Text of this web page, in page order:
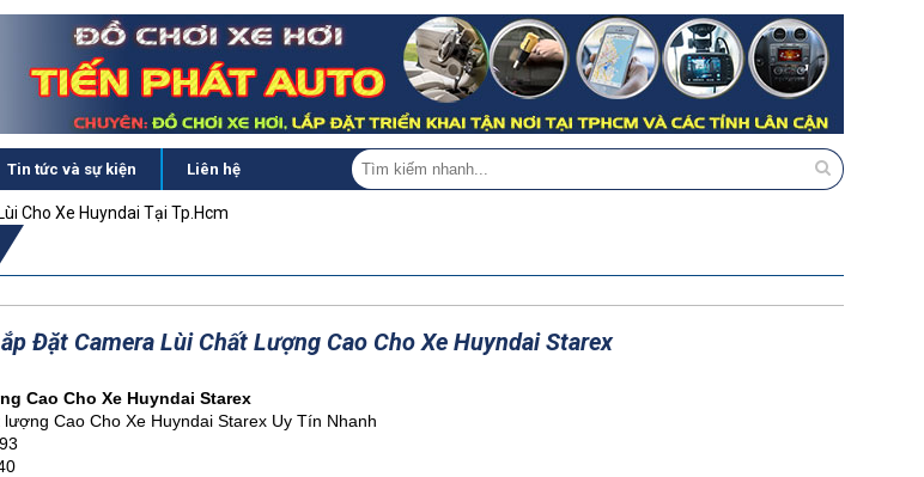
Tin tức và sự kiện Liên hệ
Cho Xe Huyndai Tại Tp.Hcm
Đặt Camera Lùi Chất Lượng Cao Cho Xe Huyndai Starex
Cao Cho Xe Huyndai Starex
Cao Cho Xe Huyndai Starex Uy Tín Nhanh